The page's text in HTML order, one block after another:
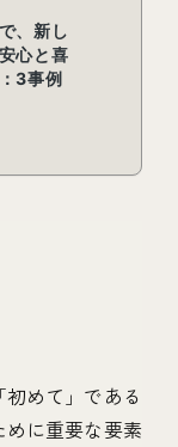
めて」である
に重要な要素